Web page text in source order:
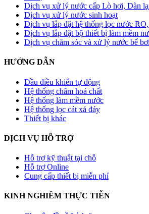
Dịch vụ xử lý nước cấp Lò hơi, Dàn
Dịch vụ xử lý nước sinh hoạt
Dịch vụ lắp đặt hệ thống lọc nước
Dịch vụ lắp đặt bộ thiết bị làm mềm
Dịch vụ chăm sóc và xử lý nước bể bơi
HƯỚNG DẪN
Đầu điều khiển tự động
Hệ thống châm hoá chất
Hệ thống làm mềm nước
Hệ thống lọc cát xả đáy
Thiết bị khác
DỊCH VỤ HỖ TRỢ
Hỗ trợ kỹ thuật tại chỗ
Hỗ trợ Online
Cung cấp thiết bị miễn phí
KINH NGHIÊM THỰC TIỄN